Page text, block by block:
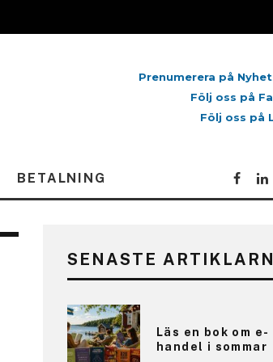
Prenumerera på
Följ oss på
Följ oss på
BETALNING
SENASTE
Läs en bok om e-
handel i sommar